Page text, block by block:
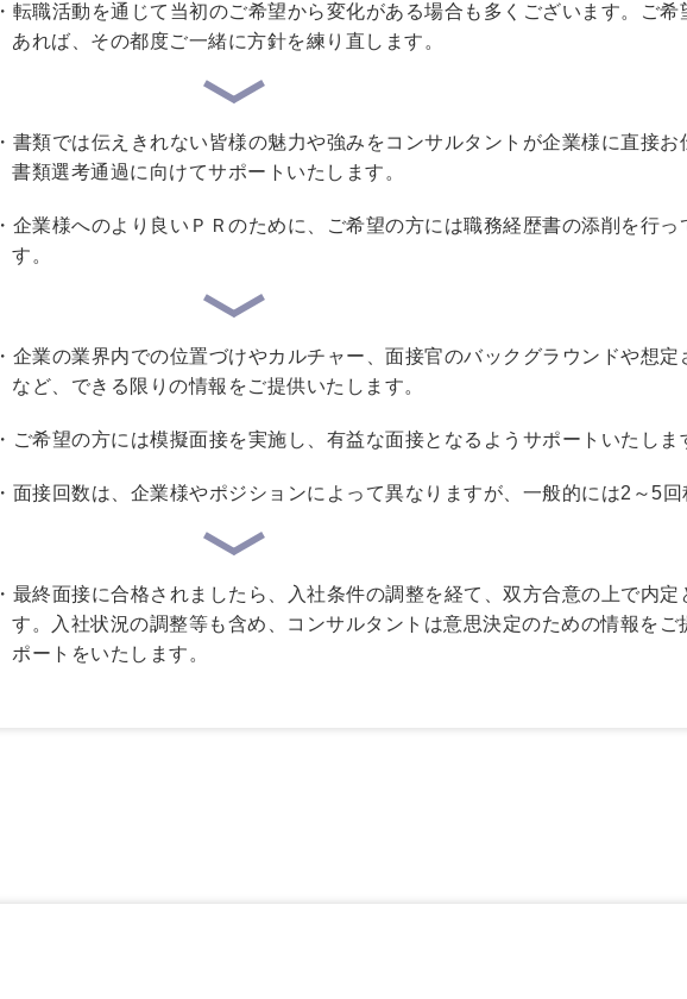
・転職活動を通じて当初のご希望から変化がある場合も多くございます。ご希
あれば、その都度ご一緒に方針を練り直します。
・書類では伝えきれない皆様の魅力や強みをコンサルタントが企業様に直接お
書類選考通過に向けてサポートいたします。
・企業様へのより良いＰＲのために、ご希望の方には職務経歴書の添削を行っ
す。
・企業の業界内での位置づけやカルチャー、面接官のバックグラウンドや想定
など、できる限りの情報をご提供いたします。
・ご希望の方には模擬面接を実施し、有益な面接となるようサポートいたしま
・面接回数は、企業様やポジションによって異なりますが、一般的には2～5回
・最終面接に合格されましたら、入社条件の調整を経て、双方合意の上で内定
す。入社状況の調整等も含め、コンサルタントは意思決定のための情報をご
ポートをいたします。